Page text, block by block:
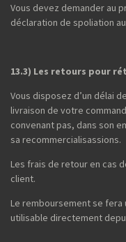
Vous devez demander au
déclaration de spoliation
13.3) Les retours pour
Vous disposez d’un délai
livraison de votre
convenant pas, dans son
sa recommercialisassions.
Les frais de retour en cas
client.
Le remboursement se
utilisable directement